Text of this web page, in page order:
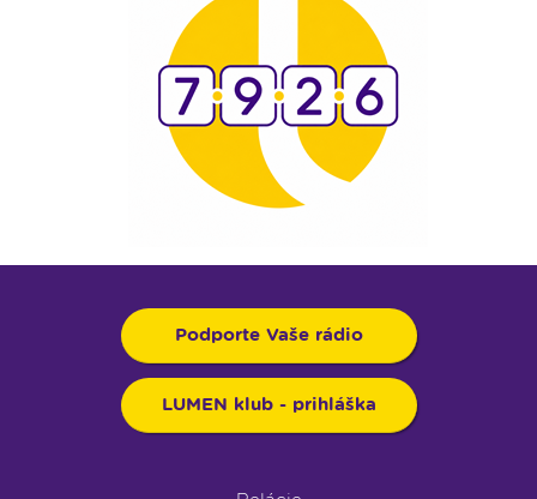
Podporte Vaše rádio
LUMEN klub - prihláška